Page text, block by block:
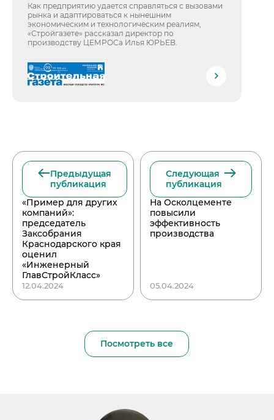
Как предприятию удается справляться с вызовами
рынка и адаптироваться к нынешним
экономическим и технологическим реалиям,
«Стройгазете» рассказал директор по
производству ЦЕМРОСа Илья ЮРЬЕВ.
Предыдущая
публикация
«Пример для других
компаний»:
председатель
Заксобрания
Краснодарского края
оценил
«Инженерный
ГлавСтройКласс»
12.04.2024
Следующая
публикация
На Осколцементе
повысили
эффективность
производства
05.04.2024
Посмотреть все